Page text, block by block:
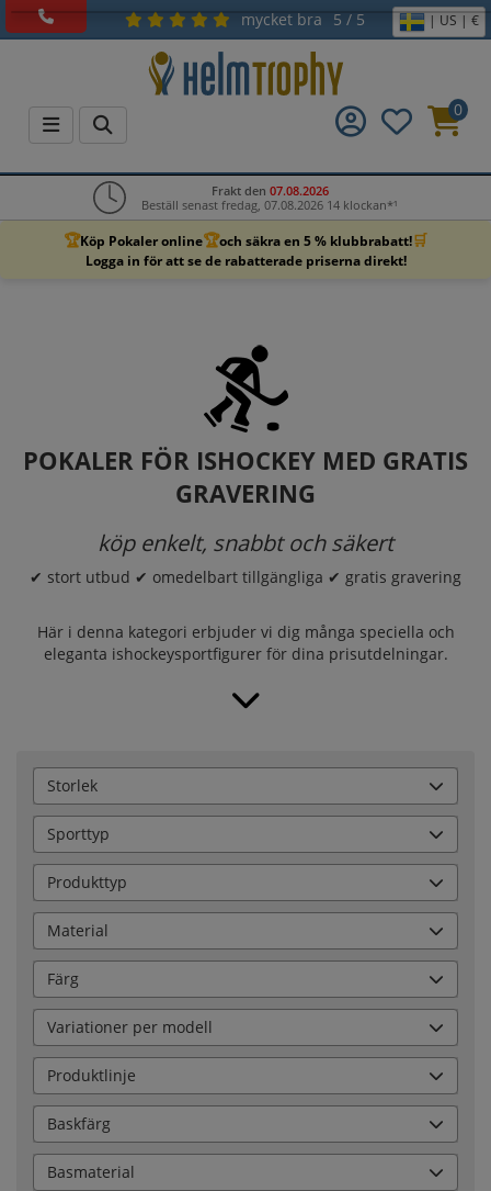
mycket bra 5 / 5 | US | €
0
Frakt den 07.08.2026
Beställ senast fredag, 07.08.2026 14 klockan*¹
🏆Köp Pokaler online🏆och säkra en 5 % klubbrabatt!🛒
Logga in för att se de rabatterade priserna direkt!
POKALER FÖR ISHOCKEY MED GRATIS
GRAVERING
köp enkelt, snabbt och säkert
✔ stort utbud ✔ omedelbart tillgängliga ✔ gratis gravering
Här i denna kategori erbjuder vi dig många speciella och
eleganta ishockeysportfigurer för dina prisutdelningar.
Storlek
Sporttyp
Produkttyp
Material
Färg
Variationer per modell
Produktlinje
Baskfärg
Basmaterial